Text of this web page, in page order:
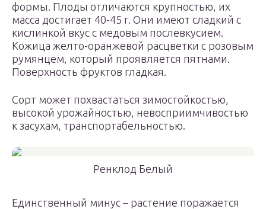
формы. Плоды отличаются крупностью, их
масса достигает 40-45 г. Они имеют сладкий с
кислинкой вкус с медовым послевкусием.
Кожица желто-оранжевой расцветки с розовым
румянцем, который проявляется пятнами.
Поверхность фруктов гладкая.
Сорт может похвастаться зимостойкостью,
высокой урожайностью, невосприимчивостью
к засухам, транспортабельностью.
Ренклод Белый
Единственный минус – растение поражается